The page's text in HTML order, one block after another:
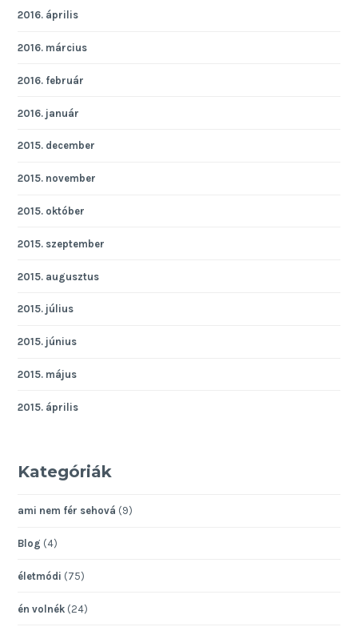
2016. április
2016. március
2016. február
2016. január
2015. december
2015. november
2015. október
2015. szeptember
2015. augusztus
2015. július
2015. június
2015. május
2015. április
Kategóriák
ami nem fér sehová (9)
Blog (4)
életmódi (75)
én volnék (24)